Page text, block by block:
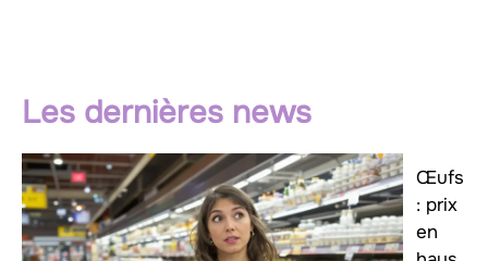
Les dernières news
Œufs
: prix
en